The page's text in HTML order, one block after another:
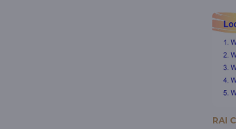
RAI